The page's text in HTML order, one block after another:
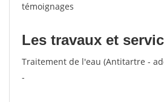
témoignages
Les travaux et
Traitement de l'eau (Antitartre -
-